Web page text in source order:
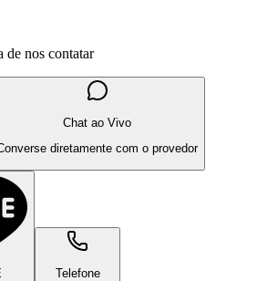
de nos contatar
Chat ao Vivo
diretamente com o provedor
Telefone